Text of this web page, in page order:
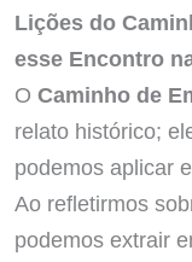
Lições do
esse Encontro
O Caminho de
relato histórico;
podemos aplicar
Ao refletirmos
podemos extrair